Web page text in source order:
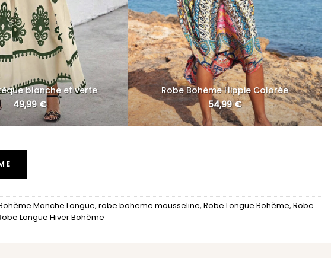
blanche et verte
49,99 €
Robe Bohème Hippie Colorée
54,99€
Manche Longue, robe boheme mousseline, Robe Longue Bohème, Robe
Longue Hiver Bohème